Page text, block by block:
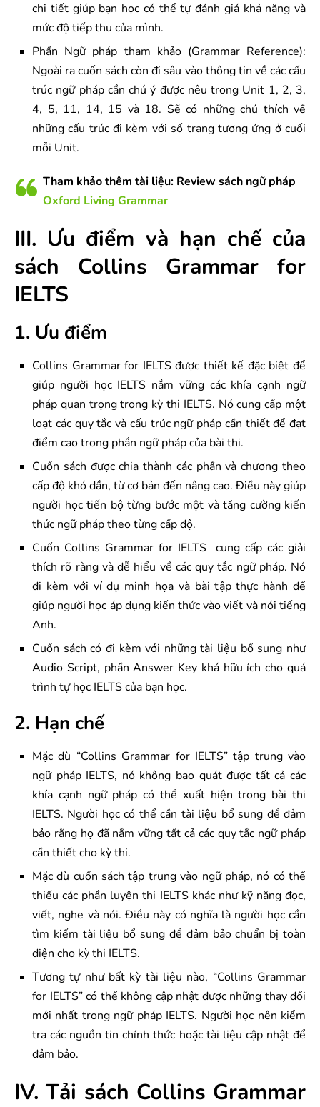
chi tiết giúp bạn học có thể tự đánh giá khả năng và
mức độ tiếp thu của mình.
Phần Ngữ pháp tham khảo (Grammar Reference):
Ngoài ra cuốn sách còn đi sâu vào thông tin về các cấu
trúc ngữ pháp cần chú ý được nêu trong Unit 1, 2, 3,
4, 5, 11, 14, 15 và 18. Sẽ có những chú thích về
những cấu trúc đi kèm với số trang tương ứng ở cuối
mỗi Unit.
Tham khảo thêm tài liệu: Review sách ngữ pháp
Oxford Living Grammar
III. Ưu điểm và hạn chế của
sách Collins Grammar for
IELTS
1. Ưu điểm
Collins Grammar for IELTS được thiết kế đặc biệt để
giúp người học IELTS nắm vững các khía cạnh ngữ
pháp quan trọng trong kỳ thi IELTS. Nó cung cấp một
loạt các quy tắc và cấu trúc ngữ pháp cần thiết để đạt
điểm cao trong phần ngữ pháp của bài thi.
Cuốn sách được chia thành các phần và chương theo
cấp độ khó dần, từ cơ bản đến nâng cao. Điều này giúp
người học tiến bộ từng bước một và tăng cường kiến
thức ngữ pháp theo từng cấp độ.
Cuốn Collins Grammar for IELTS cung cấp các giải
thích rõ ràng và dễ hiểu về các quy tắc ngữ pháp. Nó
đi kèm với ví dụ minh họa và bài tập thực hành để
giúp người học áp dụng kiến thức vào viết và nói tiếng
Anh.
Cuốn sách có đi kèm với những tài liệu bổ sung như
Audio Script, phần Answer Key khá hữu ích cho quá
trình tự học IELTS của bạn học.
2. Hạn chế
Mặc dù “Collins Grammar for IELTS” tập trung vào
ngữ pháp IELTS, nó không bao quát được tất cả các
khía cạnh ngữ pháp có thể xuất hiện trong bài thi
IELTS. Người học có thể cần tài liệu bổ sung để đảm
bảo rằng họ đã nắm vững tất cả các quy tắc ngữ pháp
cần thiết cho kỳ thi.
Mặc dù cuốn sách tập trung vào ngữ pháp, nó có thể
thiếu các phần luyện thi IELTS khác như kỹ năng đọc,
viết, nghe và nói. Điều này có nghĩa là người học cần
tìm kiếm tài liệu bổ sung để đảm bảo chuẩn bị toàn
diện cho kỳ thi IELTS.
Tương tự như bất kỳ tài liệu nào, “Collins Grammar
for IELTS” có thể không cập nhật được những thay đổi
mới nhất trong ngữ pháp IELTS. Người học nên kiểm
tra các nguồn tin chính thức hoặc tài liệu cập nhật để
đảm bảo.
IV. Tải sách Collins Grammar